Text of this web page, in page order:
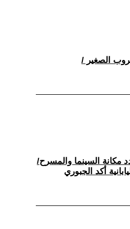
مكانة السينما والمسرح/
أكد الجبوري